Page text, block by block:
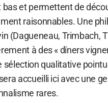
et permettent de
raisonnables. Une
(Dagueneau, Trimbach,
à des « dîners
sélection qualitative
accueilli ici avec une
rares.